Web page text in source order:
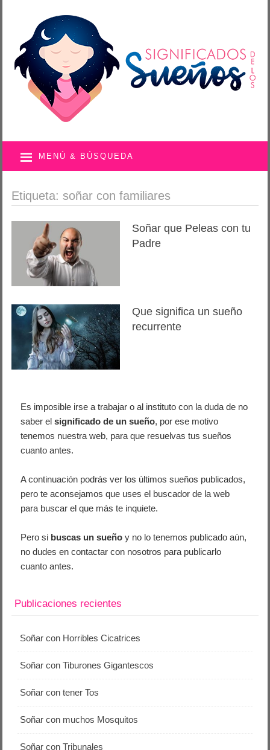
MENÚ & BÚSQUEDA
Etiqueta: soñar con familiares
Soñar que Peleas con tu
Padre
Que significa un sueño
recurrente
Es imposible irse a trabajar o al instituto con la duda de no
saber elsignificado de un sueño, por ese motivo
tenemos nuestra web, para que resuelvas tus sueños
cuanto antes.
A continuación podrás ver los últimos sueños publicados,
pero te aconsejamos que uses el buscador de la web
para buscar el que más te inquiete.
Pero si buscas un sueño y no lo tenemos publicado aún,
no dudes en contactar con nosotros para publicarlo
cuanto antes.
Publicaciones recientes
Soñar con Horribles Cicatrices
Soñar con Tiburones Gigantescos
Soñar con tener Tos
Soñar con muchos Mosquitos
Soñar con Tribunales